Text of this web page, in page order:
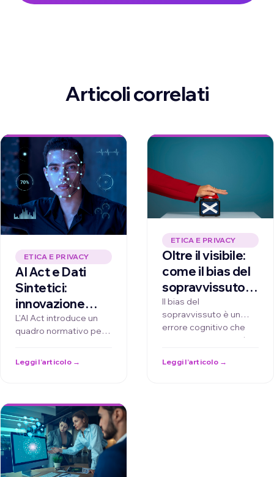
Articoli correlati
ETICA E PRIVACY
AI Act e Dati
Sintetici:
innovazione
responsabile
con
Artificiale
L'AI Act introduce un
quadro normativo per
Leggi l’articolo →
ETICA E PRIVACY
Oltre il visibile:
come il bias del
sopravvissuto
distorce l’analisi
dei dati
Il bias del
sopravvissuto è un
errore cognitivo che
porta a concentrarsi
Leggi l’articolo →